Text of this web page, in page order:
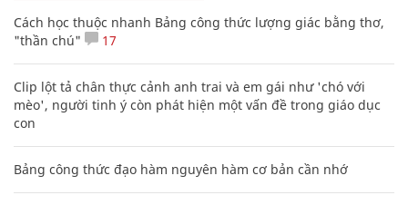
Cách học thuộc nhanh Bảng công thức lượng giác bằng thơ,
"thần chú"
17
Clip lột tả chân thực cảnh anh trai và em gái như 'chó với
mèo', người tinh ý còn phát hiện một vấn đề trong giáo dục
con
Bảng công thức đạo hàm nguyên hàm cơ bản cần nhớ